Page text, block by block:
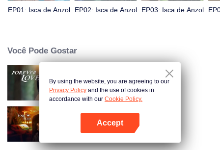
Abra o programa
EP01: Isca de Anzol EP02: Isca de Anzol EP03: Isca de Anzol
Você Pode Gostar
Amor Eterno
Your Trap
By using the website, you are agreeing to our
Privacy Policy and the use of cookies in
accordance with our Cookie Policy.
Accept